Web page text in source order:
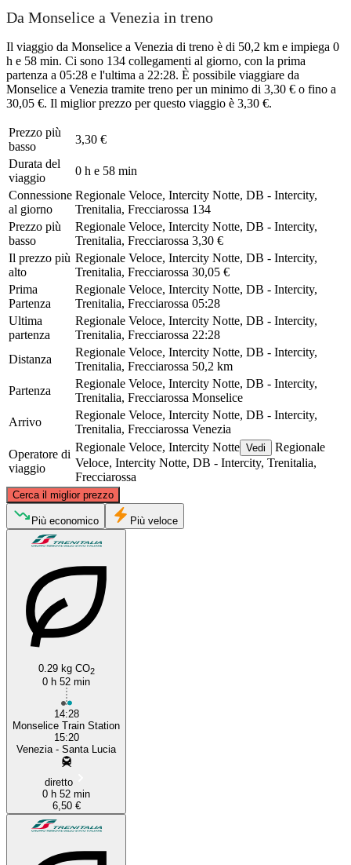
Da Monselice a Venezia in treno
Il viaggio da Monselice a Venezia di treno è di 50,2 km e impiega 0
h e 58 min. Ci sono 134 collegamenti al giorno, con la prima
partenza a 05:28 e l'ultima a 22:28. È possibile viaggiare da
Monselice a Venezia tramite treno per un minimo di 3,30 € o fino a
30,05 €. Il miglior prezzo per questo viaggio è 3,30 €.
Prezzo più
basso
3,30 €
Durata del
viaggio
0 h e 58 min
Connessione
al giorno
Regionale Veloce, Intercity Notte, DB - Intercity,
Trenitalia, Frecciarossa 134
Prezzo più
basso
Regionale Veloce, Intercity Notte, DB - Intercity,
Trenitalia, Frecciarossa 3,30 €
Il prezzo più
alto
Regionale Veloce, Intercity Notte, DB - Intercity,
Trenitalia, Frecciarossa 30,05 €
Prima
Partenza
Regionale Veloce, Intercity Notte, DB - Intercity,
Trenitalia, Frecciarossa 05:28
Ultima
partenza
Regionale Veloce, Intercity Notte, DB - Intercity,
Trenitalia, Frecciarossa 22:28
Distanza
Regionale Veloce, Intercity Notte, DB - Intercity,
Trenitalia, Frecciarossa 50,2 km
Partenza
Regionale Veloce, Intercity Notte, DB - Intercity,
Trenitalia, Frecciarossa Monselice
Arrivo
Regionale Veloce, Intercity Notte, DB - Intercity,
Trenitalia, Frecciarossa Venezia
Operatore di
viaggio
Regionale Veloce, Intercity Notte Vedi
Regionale
Veloce, Intercity Notte, DB - Intercity, Trenitalia,
Frecciarossa
Cerca il miglior prezzo
Più economico Più veloce
0.29 kg CO2
0 h 52 min
14:28
Monselice Train Station
15:20
Venezia - Santa Lucia
diretto
0 h 52 min
6,50 €